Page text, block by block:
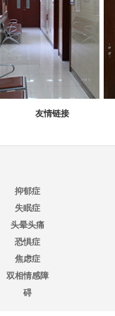
友情链接
抑郁症
失眠症
头晕头痛
恐惧症
焦虑症
双相情感障
碍